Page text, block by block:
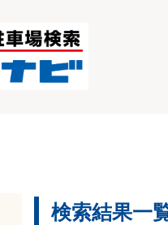
検索結果一